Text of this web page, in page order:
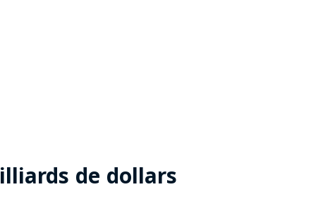
de dollars